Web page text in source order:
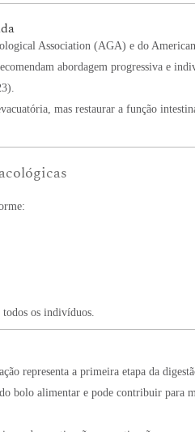
Association (AGA) e do
abordagem progressiva e
mas restaurar a função
os indivíduos.
representa a primeira etapa da
bolo alimentar e pode contribuir para